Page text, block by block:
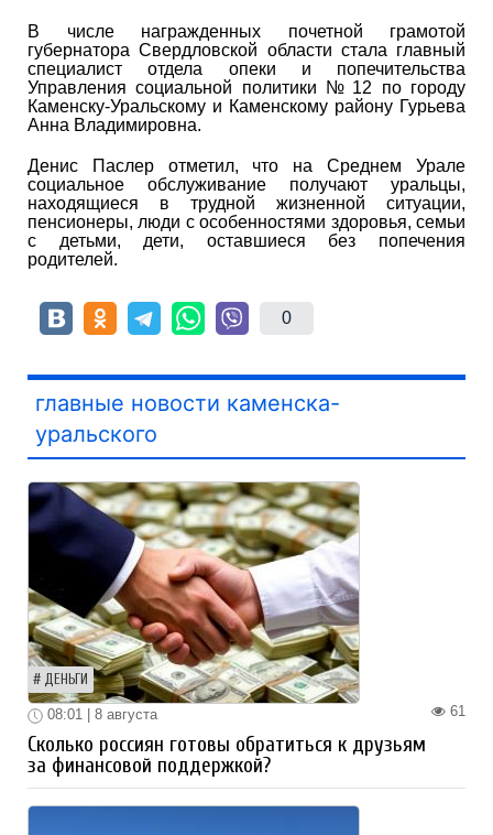
В числе награжденных почетной грамотой
губернатора Свердловской области стала главный
специалист отдела опеки и попечительства
Управления социальной политики № 12 по городу
Каменску-Уральскому и Каменскому району Гурьева
Анна Владимировна.
Денис Паслер отметил, что на Среднем Урале
социальное обслуживание получают уральцы,
находящиеся в трудной жизненной ситуации,
пенсионеры, люди с особенностями здоровья, семьи
с детьми, дети, оставшиеся без попечения
родителей.
0
главные новости каменска-
уральского
ДЕНЬГИ
61
08:01 | 8 августа
Сколько россиян готовы обратиться к друзьям
за финансовой поддержкой?